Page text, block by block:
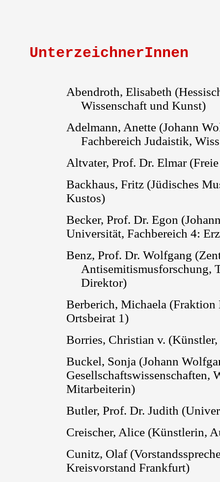
UnterzeichnerInnen
Abendroth, Elisabeth (
Wissenschaft und Kunst)
Adelmann, Anette (Johann
Fachbereich Judaistik,
Altvater, Prof. Dr. Elmar
Backhaus, Fritz (Jüdisches
Kustos)
Becker, Prof. Dr. Egon
Universität, Fachbereich 4:
Benz, Prof. Dr. Wolfgang
Antisemitismusforschung,
Direktor)
Berberich, Michaela
Ortsbeirat 1)
Borries, Christian v.
Buckel, Sonja (Johann
Gesellschaftswissenschaften,
Mitarbeiterin)
Butler, Prof. Dr. Judith (
Creischer, Alice (Künstlerin,
Cunitz, Olaf
Kreisvorstand Frankfurt)